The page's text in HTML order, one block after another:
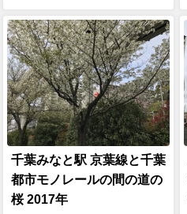
千葉みなと駅 京葉線と千葉
都市モノレールの間の道の
桜 2017年